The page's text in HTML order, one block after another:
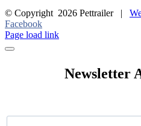
© Copyright 2026 Pettrailer |
Facebook
Page load link
Newsletter